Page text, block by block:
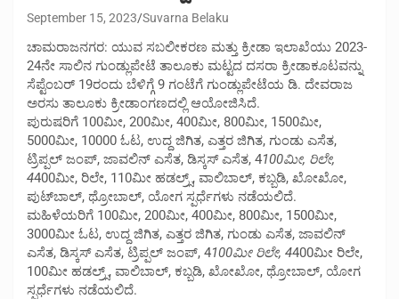
September 15, 2023 Suvarna Belaku
ಚಾಮರಾಜನಗರ: ಯುವ ಸಬಲೀಕರಣ ಮತ್ತು ಕ್ರೀಡಾ ಇಲಾಖೆಯು 2023-
24ನೇ ಸಾಲಿನ ಗುಂಡ್ಲುಪೇಟೆ ತಾಲೂಕು ಮಟ್ಟದ ದಸರಾ ಕ್ರೀಡಾಕೂಟವನ್ನು
ಸೆಪ್ಟೆಂಬರ್ 19ರಂದು ಬೆಳಿಗ್ಗೆ 9 ಗಂಟೆಗೆ ಗುಂಡ್ಲುಪೇಟೆಯ ಡಿ. ದೇವರಾಜ
ಅರಸು ತಾಲೂಕು ಕ್ರೀಡಾಂಗಣದಲ್ಲಿ ಆಯೋಜಿಸಿದೆ.
ಪುರುಷರಿಗೆ 100ಮೀ, 200ಮೀ, 400ಮೀ, 800ಮೀ, 1500ಮೀ,
5000ಮೀ, 10000 ಓಟ, ಉದ್ದ ಜಿಗಿತ, ಎತ್ತರ ಜಿಗಿತ, ಗುಂಡು ಎಸೆತ,
ಟ್ರಿಪ್ಪಲ್ ಜಂಪ್, ಜಾವಲಿನ್ ಎಸೆತ, ಡಿಸ್ಕಸ್ ಎಸೆತ, 4100ಮೀ, ರಿಲೇ,
4400ಮೀ, ರಿಲೇ, 110ಮೀ ಹಡಲ್ರ್ಸ್, ವಾಲಿಬಾಲ್, ಕಬ್ಬಡಿ, ಖೋಖೋ,
ಪುಟ್‍ಬಾಲ್, ಥ್ರೋಬಾಲ್, ಯೋಗ ಸ್ಪರ್ಧೆಗಳು ನಡೆಯಲಿದೆ.
ಮಹಿಳೆಯರಿಗೆ 100ಮೀ, 200ಮೀ, 400ಮೀ, 800ಮೀ, 1500ಮೀ,
3000ಮೀ ಓಟ, ಉದ್ದ ಜಿಗಿತ, ಎತ್ತರ ಜಿಗಿತ, ಗುಂಡು ಎಸೆತ, ಜಾವಲಿನ್
ಎಸೆತ, ಡಿಸ್ಕಸ್ ಎಸೆತ, ಟ್ರಿಪ್ಪಲ್ ಜಂಪ್, 4100ಮೀ ರಿಲೇ, 4400ಮೀ ರಿಲೇ,
100ಮೀ ಹಡಲ್ರ್ಸ್, ವಾಲಿಬಾಲ್, ಕಬ್ಬಡಿ, ಖೋಖೋ, ಥ್ರೋಬಾಲ್, ಯೋಗ
ಸ್ಪರ್ಧೆಗಳು ನಡೆಯಲಿದೆ.